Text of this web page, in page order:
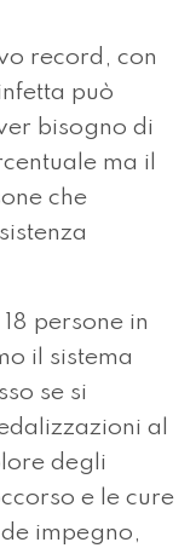
record, con
può
bisogno di
ma il
che
persone in
il sistema
se si
al
degli
e le cure
impegno,